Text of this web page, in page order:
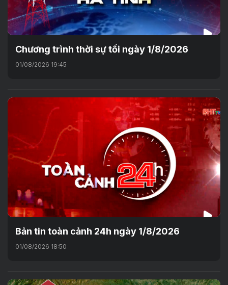
Chương trình thời sự tối ngày 1/8/2026
01/08/2026 19:45
Bản tin toàn cảnh 24h ngày 1/8/2026
01/08/2026 18:50